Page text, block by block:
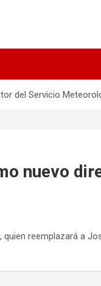
del Servicio
nuevo
reemplazará a